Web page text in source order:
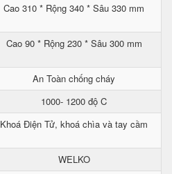
Cao 310 * Rộng 340 * Sâu 330 mm
Cao 90 * Rộng 230 * Sâu 300 mm
An Toàn chống cháy
1000- 1200 độ C
Khoá Điện Tử, khoá chìa và tay cầm
WELKO